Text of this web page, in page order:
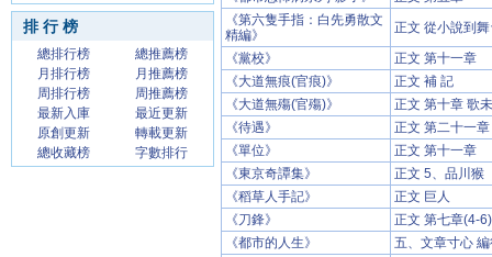
排 行 榜
總排行榜
總推薦榜
月排行榜
月推薦榜
周排行榜
周推薦榜
最新入庫
最近更新
原創更新
轉載更新
總收藏榜
字數排行
《第六隻手指：白先勇散文
精編》
正文 從小說到
《黨校》
正文 第十一章
《大道無痕(官痕)》
正文 補 記
《大道無殤(官殤)》
正文 第十章 歌
《待遇》
正文 第二十一章
《單位》
正文 第十一章
《東京奇譚集》
正文 5、品川猴
《稻草人手記》
正文 巨人
《刀鋒》
正文 第七章(4-6)
《都市的人生》
五、文章寸心